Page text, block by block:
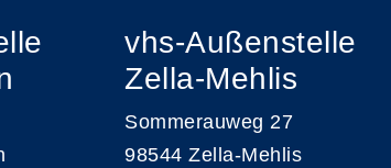
vhs-Außenstelle
Zella-Mehlis
Sommerauweg 27
98544 Zella-Mehlis